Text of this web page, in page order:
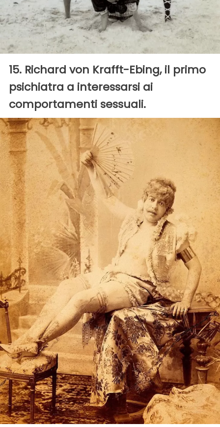
15. Richard von Krafft-Ebing, il primo
psichiatra a interessarsi ai
comportamenti sessuali.